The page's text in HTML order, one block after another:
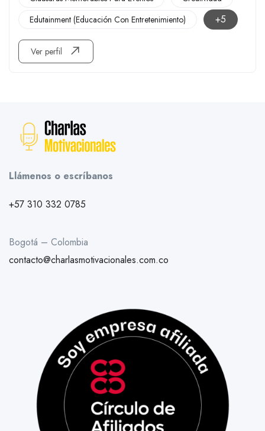
Edutainment (educación Con Entretenimiento)
+5
Ver perfil
Llámenos o escríbanos
+57 310 332 0785
Bogotá – Colombia
contacto@charlasmotivacionales.com.co